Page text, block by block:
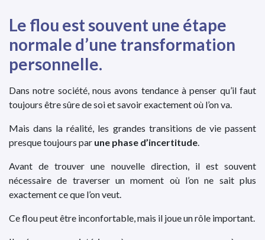
Le flou est souvent une étape
normale d’une transformation
personnelle.
Dans notre société, nous avons tendance à penser qu’il faut
toujours être sûre de soi et savoir exactement où l’on va.
Mais dans la réalité, les grandes transitions de vie passent
presque toujours par une phase d’incertitude.
Avant de trouver une nouvelle direction, il est souvent
nécessaire de traverser un moment où l’on ne sait plus
exactement ce que l’on veut.
Ce flou peut être inconfortable, mais il joue un rôle important.